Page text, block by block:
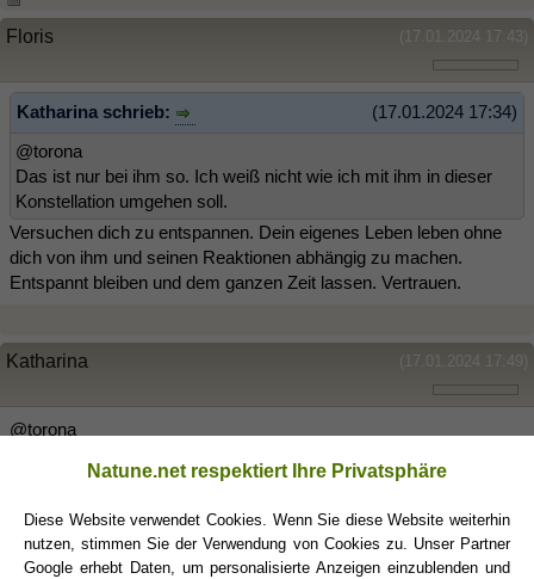
(17.01.2024 17:43)
Floris
(17.01.2024 17:34)
Katharina schrieb:
@torona
Das ist nur bei ihm so. Ich weiß nicht wie ich mit ihm in dieser
Konstellation umgehen soll.
Versuchen dich zu entspannen. Dein eigenes Leben leben ohne
dich von ihm und seinen Reaktionen abhängig zu machen.
Entspannt bleiben und dem ganzen Zeit lassen. Vertrauen.
(17.01.2024 17:49)
Katharina
@torona
über SK geschrieben wird, dann war’s das.
Fluchttier. Entweder ruft er zurück, was er sonst immer tat oder
eben nicht. Und das sagt dann so einiges aus.
Natune.net respektiert Ihre Privatsphäre
Diese Website verwendet Cookies. Wenn Sie diese Website weiterhin
nutzen, stimmen Sie der Verwendung von Cookies zu. Unser Partner
Google erhebt Daten, um personalisierte Anzeigen einzublenden und